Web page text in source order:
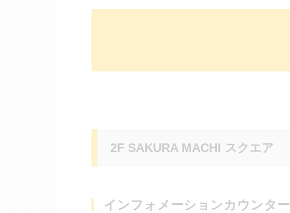
2F SAKURA MACHI スクエア
インフォメーションカウンター